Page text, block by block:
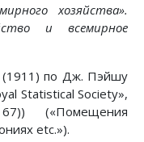
хозяйства».
и всемирное
(1911) по Дж. Пэйшу
Statistical Society»,
(«Помещения
etc.»).